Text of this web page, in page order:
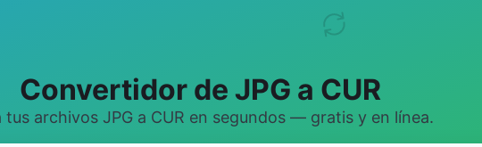
Convertidor de JPG a CUR
tus archivos JPG a CUR en segundos — gratis y en línea.